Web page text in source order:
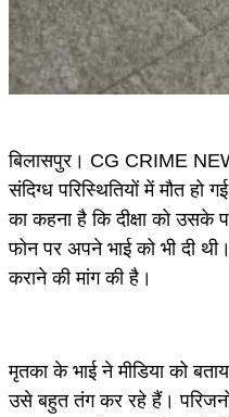
बिलासपुर। CG CRIME
संदिग्ध परिस्थितियों में मौत
का कहना है कि दीक्षा को उसके
फोन पर अपने भाई को भी दी
कराने की मांग की है।
मृतका के भाई ने मीडिया को
उसे बहुत तंग कर रहे हैं।